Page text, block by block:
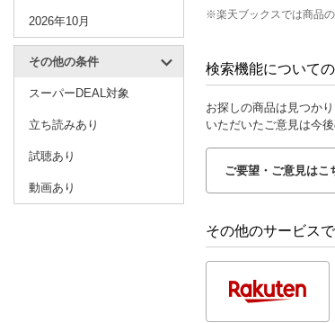
2026年10月
その他の条件
スーパーDEAL対象
立ち読みあり
試聴あり
動画あり
※楽天ブックスでは商品
検索機能について
お探しの商品は見つか
いただいたご意見は今
ご要望・ご意見はこ
その他のサービス